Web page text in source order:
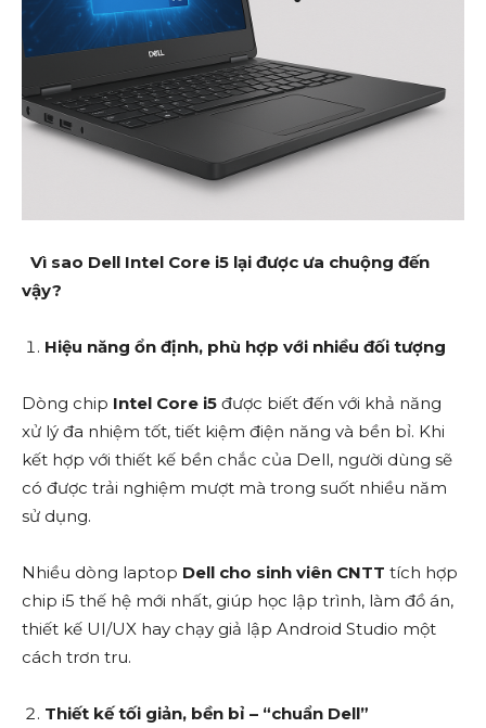
Vì sao Dell Intel Core i5 lại được ưa chuộng đến
vậy?
Hiệu năng ổn định, phù hợp với nhiều đối tượng
Dòng chip Intel Core i5 được biết đến với khả năng
xử lý đa nhiệm tốt, tiết kiệm điện năng và bền bỉ. Khi
kết hợp với thiết kế bền chắc của Dell, người dùng sẽ
có được trải nghiệm mượt mà trong suốt nhiều năm
sử dụng.
Nhiều dòng laptop Dell cho sinh viên CNTT tích hợp
chip i5 thế hệ mới nhất, giúp học lập trình, làm đồ án,
thiết kế UI/UX hay chạy giả lập Android Studio một
cách trơn tru.
Thiết kế tối giản, bền bỉ – “chuẩn Dell”